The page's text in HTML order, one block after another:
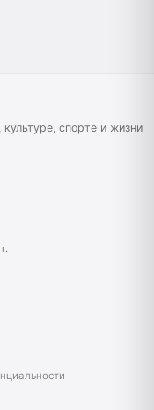
культуре, спорте и жизни